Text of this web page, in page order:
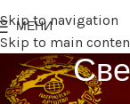
Skip to navigation
Skip to main
МЕНИ